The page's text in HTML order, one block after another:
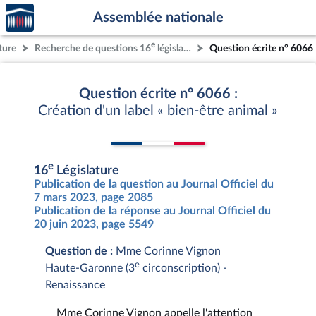
Aller au contenu
Aller en bas de la page
Accèder
à la
page
d'accueil
Assemblée nationale
Recherche de questions 16e législature Question écrite n° 6066
Question écrite n° 6066 :
Création d'un label « bien-être animal »
16e Législature
Publication de la question au Journal Officiel du
7 mars 2023, page 2085
Publication de la réponse au Journal Officiel du
20 juin 2023, page 5549
Question de : Mme Corinne Vignon
Haute-Garonne (3e circonscription) -
Renaissance
Mme Corinne Vignon appelle l'attention